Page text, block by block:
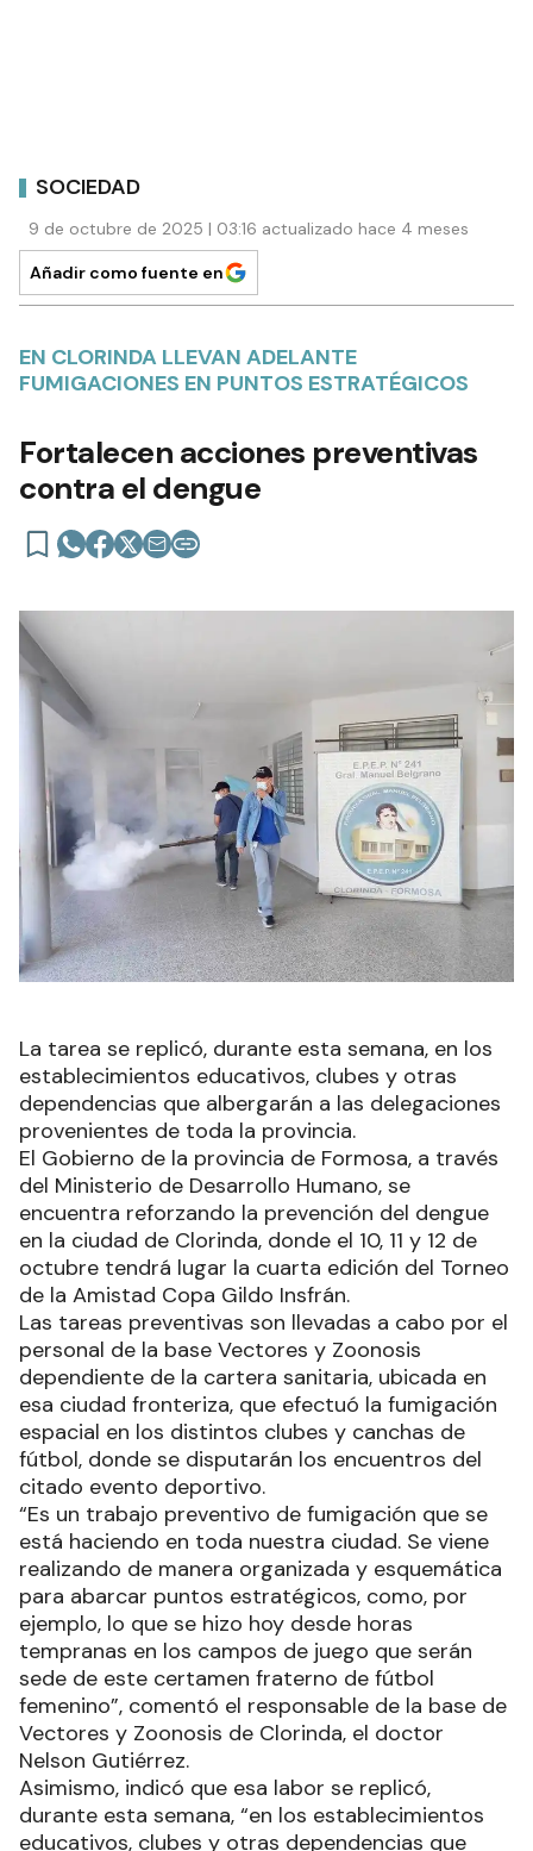
SOCIEDAD
9 de octubre de 2025 | 03:16 actualizado hace 4 meses
Añadir como fuente en
EN CLORINDA LLEVAN ADELANTE
FUMIGACIONES EN PUNTOS ESTRATÉGICOS
Fortalecen acciones preventivas
contra el dengue
La tarea se replicó, durante esta semana, en los
establecimientos educativos, clubes y otras
dependencias que albergarán a las delegaciones
provenientes de toda la provincia.
El Gobierno de la provincia de Formosa, a través
del Ministerio de Desarrollo Humano, se
encuentra reforzando la prevención del dengue
en la ciudad de Clorinda, donde el 10, 11 y 12 de
octubre tendrá lugar la cuarta edición del Torneo
de la Amistad Copa Gildo Insfrán.
Las tareas preventivas son llevadas a cabo por el
personal de la base Vectores y Zoonosis
dependiente de la cartera sanitaria, ubicada en
esa ciudad fronteriza, que efectuó la fumigación
espacial en los distintos clubes y canchas de
fútbol, donde se disputarán los encuentros del
citado evento deportivo.
“Es un trabajo preventivo de fumigación que se
está haciendo en toda nuestra ciudad. Se viene
realizando de manera organizada y esquemática
para abarcar puntos estratégicos, como, por
ejemplo, lo que se hizo hoy desde horas
tempranas en los campos de juego que serán
sede de este certamen fraterno de fútbol
femenino”, comentó el responsable de la base de
Vectores y Zoonosis de Clorinda, el doctor
Nelson Gutiérrez.
Asimismo, indicó que esa labor se replicó,
durante esta semana, “en los establecimientos
educativos, clubes y otras dependencias que